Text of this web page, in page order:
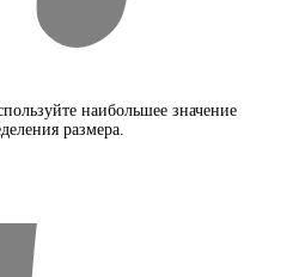
наибольшее значение
размера.